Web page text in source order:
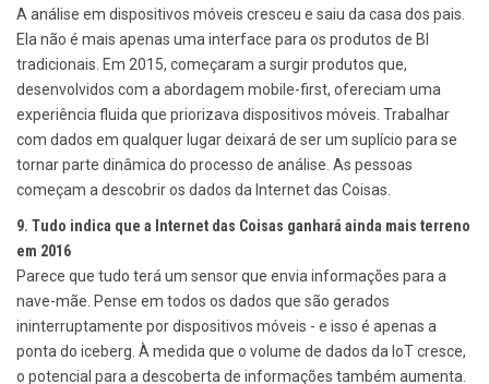
A análise em dispositivos móveis cresceu e saiu da casa dos pais.
Ela não é mais apenas uma interface para os produtos de BI
tradicionais. Em 2015, começaram a surgir produtos que,
desenvolvidos com a abordagem mobile-first, ofereciam uma
experiência fluida que priorizava dispositivos móveis. Trabalhar
com dados em qualquer lugar deixará de ser um suplício para se
tornar parte dinâmica do processo de análise. As pessoas
começam a descobrir os dados da Internet das Coisas.
9. Tudo indica que a Internet das Coisas ganhará ainda mais terreno
em 2016
Parece que tudo terá um sensor que envia informações para a
nave-mãe. Pense em todos os dados que são gerados
ininterruptamente por dispositivos móveis - e isso é apenas a
ponta do iceberg. À medida que o volume de dados da IoT cresce,
o potencial para a descoberta de informações também aumenta.